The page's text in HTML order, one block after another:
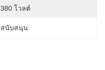
380 โวลต์
สนับสนุน